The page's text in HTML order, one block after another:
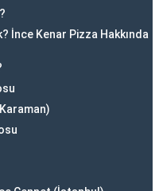
İnce Kenar Pizza Hakkında